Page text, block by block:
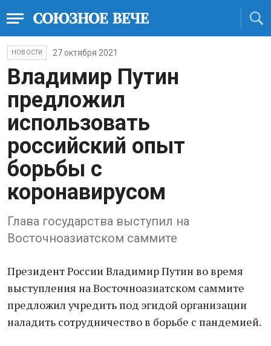
НОВОСТИ 27 октября 2021
Владимир Путин
предложил
использовать
российский опыт
борьбы с
коронавирусом
Глава государства выступил на
Восточноазиатском саммите
Президент России Владимир Путин во время
выступления на Восточноазиатском саммите
предложил учредить под эгидой организации
наладить сотрудничество в борьбе с пандемией.